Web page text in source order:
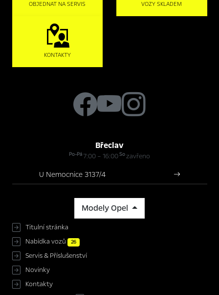
OBJEDNAT NA SERVIS VOZY SKLADEM
KONTAKTY
Břeclav
Po-Pá7:00 – 16:00Sozavřeno
U Nemocnice 3137/4
Modely Opel
Titulní stránka
Nabídka vozů
26
Servis & Příslušenství
Novinky
Kontakty